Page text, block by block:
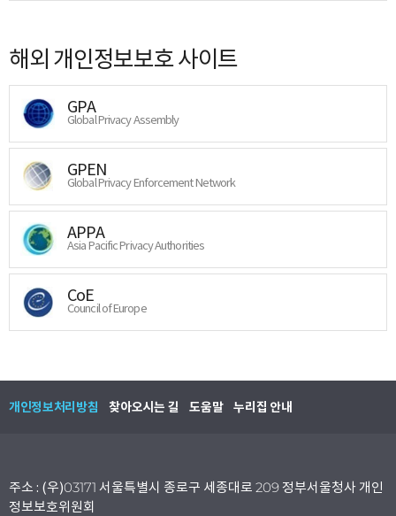
해외 개인정보보호 사이트
GPA
Global Privacy Assembly
GPEN
Global Privacy Enforcement Network
APPA
Asia Pacific Privacy Authorities
CoE
Council of Europe
개인정보처리방침 찾아오시는 길 도움말 누리집 안내
주소 : (우)03171 서울특별시 종로구 세종대로 209 정부서울청사 개인
정보보호위원회